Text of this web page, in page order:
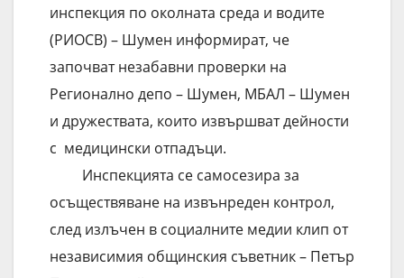
инспекция по околната среда и водите
(РИОСВ) – Шумен информират, че
започват незабавни проверки на
Регионално депо – Шумен, МБАЛ – Шумен
и дружествата, които извършват дейности
с медицински отпадъци.
Инспекцията се самосезира за
осъществяване на извънреден контрол,
след излъчен в социалните медии клип от
независимия общинския съветник – Петър